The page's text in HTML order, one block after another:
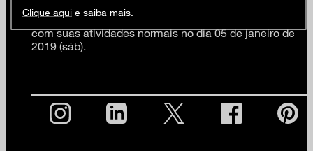
de 2018 (ter) e 4 de janeiro de 2019 (sex), voltando
com suas atividades normais no dia 05 de janeiro de
2019 (sáb).
Clique aqui e saiba mais.